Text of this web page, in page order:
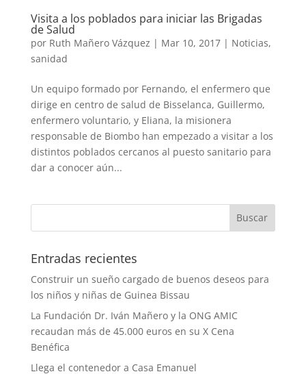
Visita a los poblados para iniciar las Brigadas
de Salud
por Ruth Mañero Vázquez | Mar 10, 2017| Noticias,
sanidad
Un equipo formado por Fernando, el enfermero que
dirige en centro de salud de Bisselanca, Guillermo,
enfermero voluntario, y Eliana, la misionera
responsable de Biombo han empezado a visitar a los
distintos poblados cercanos al puesto sanitario para
dar a conocer aún...
Entradas recientes
Construir un sueño cargado de buenos deseos para
los niños y niñas de Guinea Bissau
La Fundación Dr. Iván Mañero y la ONG AMIC
recaudan más de 45.000 euros en su X Cena
Benéfica
Llega el contenedor a Casa Emanuel